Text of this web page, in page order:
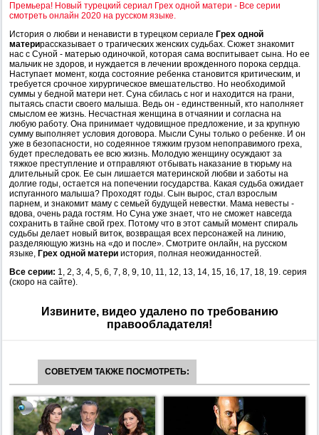
Премьера! Новый турецкий сериал Грех одной матери - Все серии
смотреть онлайн 2020 на русском языке.
История о любви и ненависти в турецком сериале Грех одной
материрассказывает о трагических женских судьбах. Сюжет знакомит
нас с Суной - матерью одиночкой, которая сама воспитывает сына. Но ее
мальчик не здоров, и нуждается в лечении врожденного порока сердца.
Наступает момент, когда состояние ребенка становится критическим, и
требуется срочное хирургическое вмешательство. Но необходимой
суммы у бедной матери нет. Суна сбилась с ног и находится на грани,
пытаясь спасти своего малыша. Ведь он - единственный, кто наполняет
смыслом ее жизнь. Несчастная женщина в отчаянии и согласна на
любую работу. Она принимает чудовищное предложение, и за крупную
сумму выполняет условия договора. Мысли Суны только о ребенке. И он
уже в безопасности, но содеянное тяжким грузом непоправимого греха,
будет преследовать ее всю жизнь. Молодую женщину осуждают за
тяжкое преступление и отправляют отбывать наказание в тюрьму на
длительный срок. Ее сын лишается материнской любви и заботы на
долгие годы, остается на попечении государства. Какая судьба ожидает
испуганного малыша? Проходят годы. Сын вырос, стал взрослым
парнем, и знакомит маму с семьей будущей невестки. Мама невесты -
вдова, очень рада гостям. Но Суна уже знает, что не сможет навсегда
сохранить в тайне свой грех. Потому что в этот самый момент спираль
судьбы делает новый виток, возвращая всех персонажей на линию,
разделяющую жизнь на «до и после». Смотрите онлайн, на русском
языке, Грех одной матери история, полная неожиданностей.
Все серии: 1, 2, 3, 4, 5, 6, 7, 8, 9, 10, 11, 12, 13, 14, 15, 16, 17, 18, 19. серия
(скоро на сайте).
Извините, видео удалено по требованию
правообладателя!
СОВЕТУЕМ ТАКЖЕ ПОСМОТРЕТЬ: